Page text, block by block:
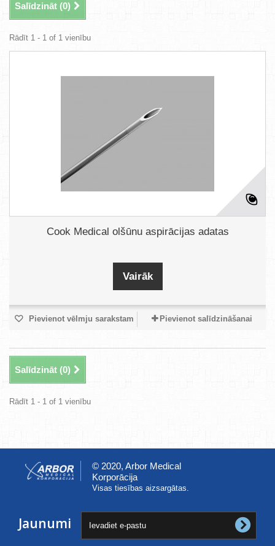
Salīdzināt (0)
Rādīt 1 - 1 of 1 vienību
Cook Medical olšūnu aspirācijas adatas
Vairāk
Pievienot vēlmju sarakstam Pievienot salīdzināšanai
Salīdzināt (0)
Rādīt 1 - 1 of 1 vienību
© 2020, Arbor Medical
Korporācija
Visas tiesības aizsargātas.
Jaunumi